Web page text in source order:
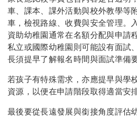
車、課本、課外活動與校外教學等
車，檢視路線、收費與安全管理。
資助幼稚園通常在名額分配與申請
私立或國際幼稚園則可能設有面試
長須提早了解報名時間與面試準備要
若孩子有特殊需求，亦應提早與學
資源，以便在申請階段取得適當安排
最後要從長遠發展與銜接角度評估